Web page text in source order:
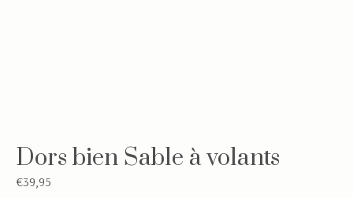
Dors bien Sable à volants
€39,95